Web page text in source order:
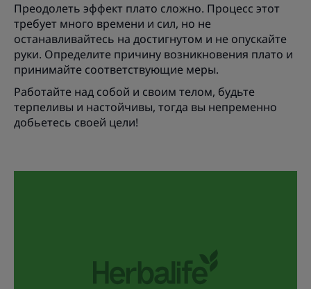
Преодолеть эффект плато сложно. Процесс этот
требует много времени и сил, но не
останавливайтесь на достигнутом и не опускайте
руки. Определите причину возникновения плато и
принимайте соответствующие меры.
Работайте над собой и своим телом, будьте
терпеливы и настойчивы, тогда вы непременно
добьетесь своей цели!